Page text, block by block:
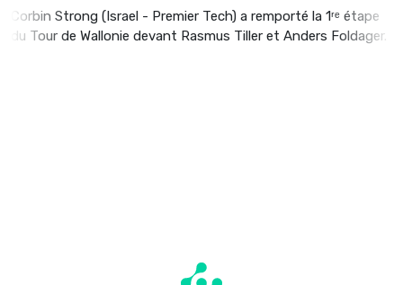
Corbin Strong (Israel - Premier Tech) a remporté la 1ʳᵉ étape
du Tour de Wallonie devant Rasmus Tiller et Anders Foldager.